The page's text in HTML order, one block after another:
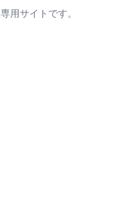
用サイトです。